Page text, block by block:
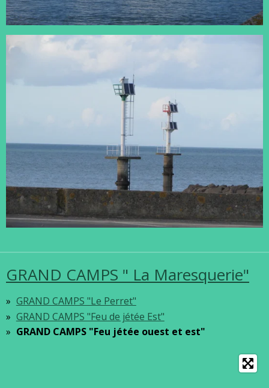
GRAND CAMPS " La Maresquerie"
GRAND CAMPS "Le Perret"
GRAND CAMPS "Feu de jétée Est"
GRAND CAMPS "Feu jétée ouest et est"